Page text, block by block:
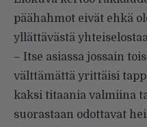
päähahmot eivät ehkä
yllättävästä
– Itse asiassa jossain
välttämättä yrittäisi
kaksi titaania valmiina
suorastaan odottavat